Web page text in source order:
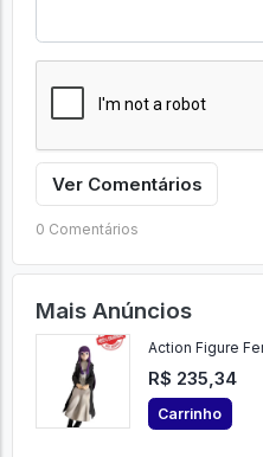
Ver Comentários
0 Comentários
Mais Anúncios
Action Figure
R$ 235,34
Carrinho